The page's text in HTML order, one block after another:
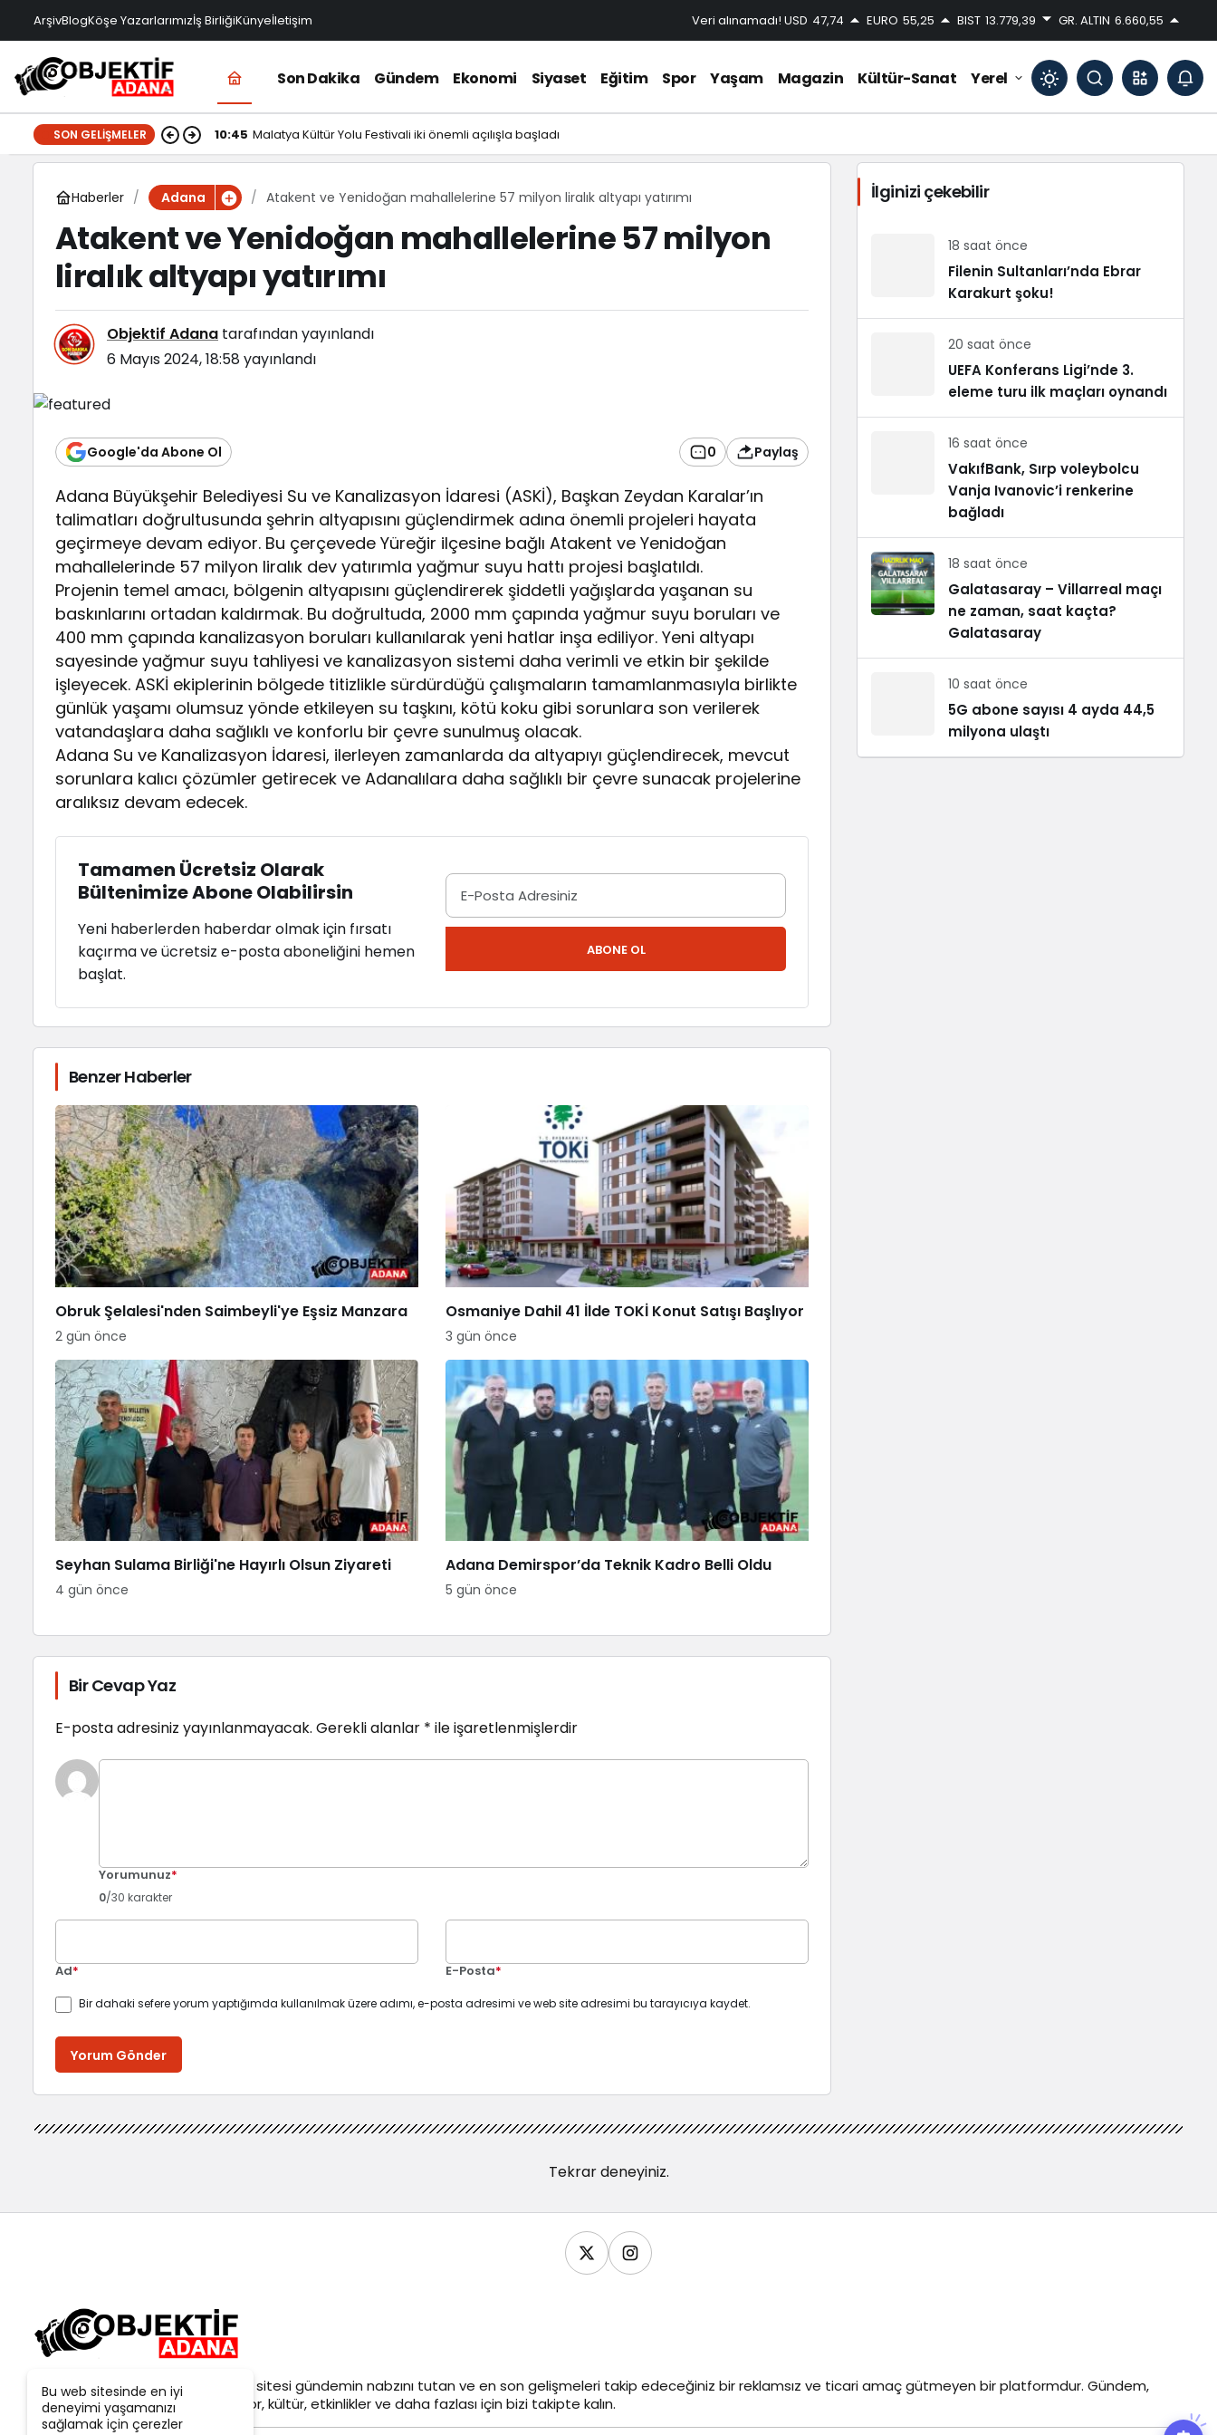
ArşivBlogKöşe Yazarlarımızİş BirliğiKünyeİletişim Veri alınamadı! USD 47,74 EURO 55,25 BIST 13.779,39 GR. ALTIN 6.660,55
Son Dakika Gündem Ekonomi Siyaset Eğitim Spor Yaşam Magazin Kültür-Sanat Yerel
Mod
değiştir
Gündüz modunu seçin.
Sistem modunu seçin.
SON GELIŞMELER 10:45 Malatya Kültür Yolu Festivali iki önemli açılışla başladı
Haberler Adana Atakent ve Yenidoğan mahallelerine 57 milyon liralık altyapı yatırımı
Atakent ve Yenidoğan mahallelerine 57 milyon
liralık altyapı yatırımı
Objektif Adana tarafından yayınlandı
6 Mayıs 2024, 18:58 yayınlandı
Google'da Abone Ol 0 Paylaş
Adana Büyükşehir Belediyesi Su ve Kanalizasyon İdaresi (ASKİ), Başkan Zeydan Karalar’ın
talimatları doğrultusunda şehrin altyapısını güçlendirmek adına önemli projeleri hayata
geçirmeye devam ediyor. Bu çerçevede Yüreğir ilçesine bağlı Atakent ve Yenidoğan
mahallelerinde 57 milyon liralık dev yatırımla yağmur suyu hattı projesi başlatıldı.
Projenin temel amacı, bölgenin altyapısını güçlendirerek şiddetli yağışlarda yaşanan su
baskınlarını ortadan kaldırmak. Bu doğrultuda, 2000 mm çapında yağmur suyu boruları ve
400 mm çapında kanalizasyon boruları kullanılarak yeni hatlar inşa ediliyor. Yeni altyapı
sayesinde yağmur suyu tahliyesi ve kanalizasyon sistemi daha verimli ve etkin bir şekilde
işleyecek. ASKİ ekiplerinin bölgede titizlikle sürdürdüğü çalışmaların tamamlanmasıyla birlikte
günlük yaşamı olumsuz yönde etkileyen su taşkını, kötü koku gibi sorunlara son verilerek
vatandaşlara daha sağlıklı ve konforlu bir çevre sunulmuş olacak.
Adana Su ve Kanalizasyon İdaresi, ilerleyen zamanlarda da altyapıyı güçlendirecek, mevcut
sorunlara kalıcı çözümler getirecek ve Adanalılara daha sağlıklı bir çevre sunacak projelerine
aralıksız devam edecek.
Tamamen Ücretsiz Olarak
Bültenimize Abone Olabilirsin
Yeni haberlerden haberdar olmak için fırsatı
kaçırma ve ücretsiz e-posta aboneliğini hemen
başlat.
ABONE OL
Benzer Haberler
Obruk Şelalesi'nden Saimbeyli'ye Eşsiz Manzara
2 gün önce
Osmaniye Dahil 41 İlde TOKİ Konut Satışı Başlıyor
3 gün önce
Seyhan Sulama Birliği'ne Hayırlı Olsun Ziyareti
4 gün önce
Adana Demirspor’da Teknik Kadro Belli Oldu
5 gün önce
Bir Cevap Yaz
E-posta adresiniz yayınlanmayacak. Gerekli alanlar * ile işaretlenmişlerdir
Yorumunuz*
0/30 karakter
Ad* E-Posta*
Bir dahaki sefere yorum yaptığımda kullanılmak üzere adımı, e-posta adresimi ve web site adresimi bu tarayıcıya kaydet.
Yorum Gönder
İlginizi çekebilir
18 saat önce
Filenin Sultanları’nda Ebrar
Karakurt şoku!
20 saat önce
UEFA Konferans Ligi’nde 3.
eleme turu ilk maçları oynandı
16 saat önce
VakıfBank, Sırp voleybolcu
Vanja Ivanovic’i renkerine
bağladı
18 saat önce
Galatasaray – Villarreal maçı
ne zaman, saat kaçta?
Galatasaray
10 saat önce
5G abone sayısı 4 ayda 44,5
milyona ulaştı
Tekrar deneyiniz.
Bu web sitesinde en iyi
deneyimi yaşamanızı
sağlamak için çerezler
Objektif Adana Son Dakika
haber sitesi gündemin nabzını tutan ve en son gelişmeleri takip edeceğiniz bir reklamsız ve ticari amaç gütmeyen bir platformdur. Gündem,
siyaset, ekonomi, tarım, yerel spor, kültür, etkinlikler ve daha fazlası için bizi takipte kalın.